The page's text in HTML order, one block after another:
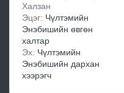
Халзан
Эцэг: Чүлтэмийн
Энэбишийн өвгөн
халтар
Эх: Чүлтэмийн
Энэбишийн дархан
хээрэгч